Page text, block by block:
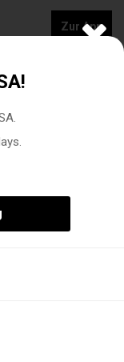
Zur App